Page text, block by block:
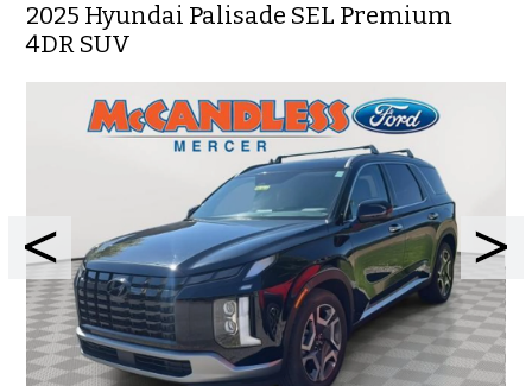
2025 Hyundai Palisade SEL Premium
4DR SUV